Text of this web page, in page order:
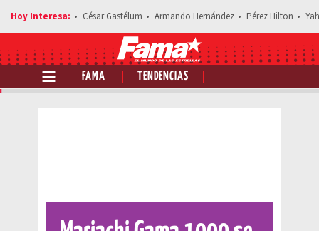
César Gastélum Armando Hernández Pérez Hilton
FAMA TENDENCIAS
Comparte esta noticia